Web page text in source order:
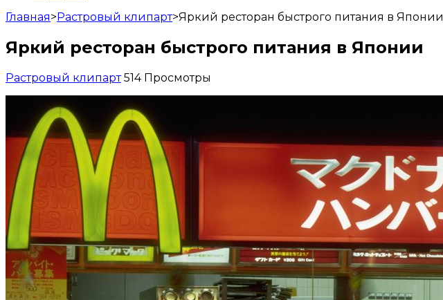
Главная>Растровый клипарт>Яркий ресторан быстрого питания в Японии
Яркий ресторан быстрого питания в Японии
Растровый клипарт 514 Просмотры